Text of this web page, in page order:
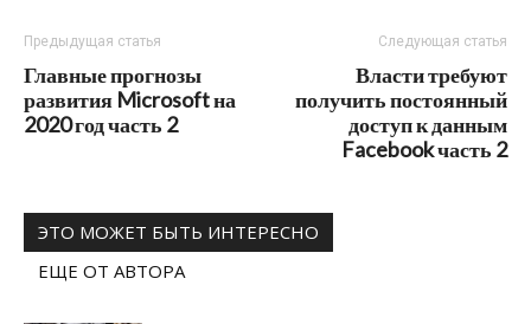
Предыдущая статья
Главные прогнозы
развития Microsoft на
2020 год часть 2
Следующая статья
Власти требуют
получить постоянный
доступ к данным
Facebook часть 2
ЭТО МОЖЕТ БЫТЬ ИНТЕРЕСНО
ЕЩЕ ОТ АВТОРА